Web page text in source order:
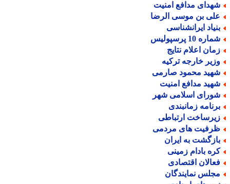
مدافع امنیت
بن موسی الرضا
ایرانشناسی
10 پرسپولیس
اعلام نتایج
خارجه ترکیه
محمود صارمی
مدافع امنیت
اسلامی شهر
زمانبندی
ارتباطی
های مردمی
به ایران
بادام زمینی
اقتصادی
نمایندگان